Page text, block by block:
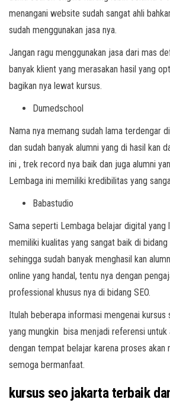
menangani website sudah sangat ahli
sudah menggunakan jasa nya.
Jangan ragu menggunakan jasa dari mas
banyak klient yang merasakan hasil yang
bagikan nya lewat kursus.
Dumedschool
Nama nya memang sudah lama terdengar
dan sudah banyak alumni yang di hasil kan
ini , trek record nya baik dan juga alumni
Lembaga ini memiliki kredibilitas yang
Babastudio
Sama seperti Lembaga belajar digital yang
memiliki kualitas yang sangat baik di
sehingga sudah banyak menghasil kan
online yang handal, tentu nya dengan
professional khusus nya di bidang SEO.
Itulah beberapa informasi mengenai
yang mungkin bisa menjadi referensi untuk
dengan tempat belajar karena proses akan
semoga bermanfaat.
kursus seo jakarta terbaik